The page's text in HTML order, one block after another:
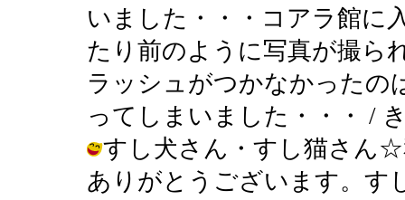
いました・・・コアラ館に
たり前のように写真が撮ら
ラッシュがつかなかったの
ってしまいました・・・ /
すし犬さん・すし猫さん
ありがとうございます。す